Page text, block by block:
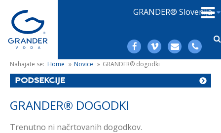
GRANDER® Slovenija
Nahajate se: Home » Novice » GRANDER® dogodki
PODSEKCIJE
GRANDER® DOGODKI
Trenutno ni načrtovanih dogodkov.